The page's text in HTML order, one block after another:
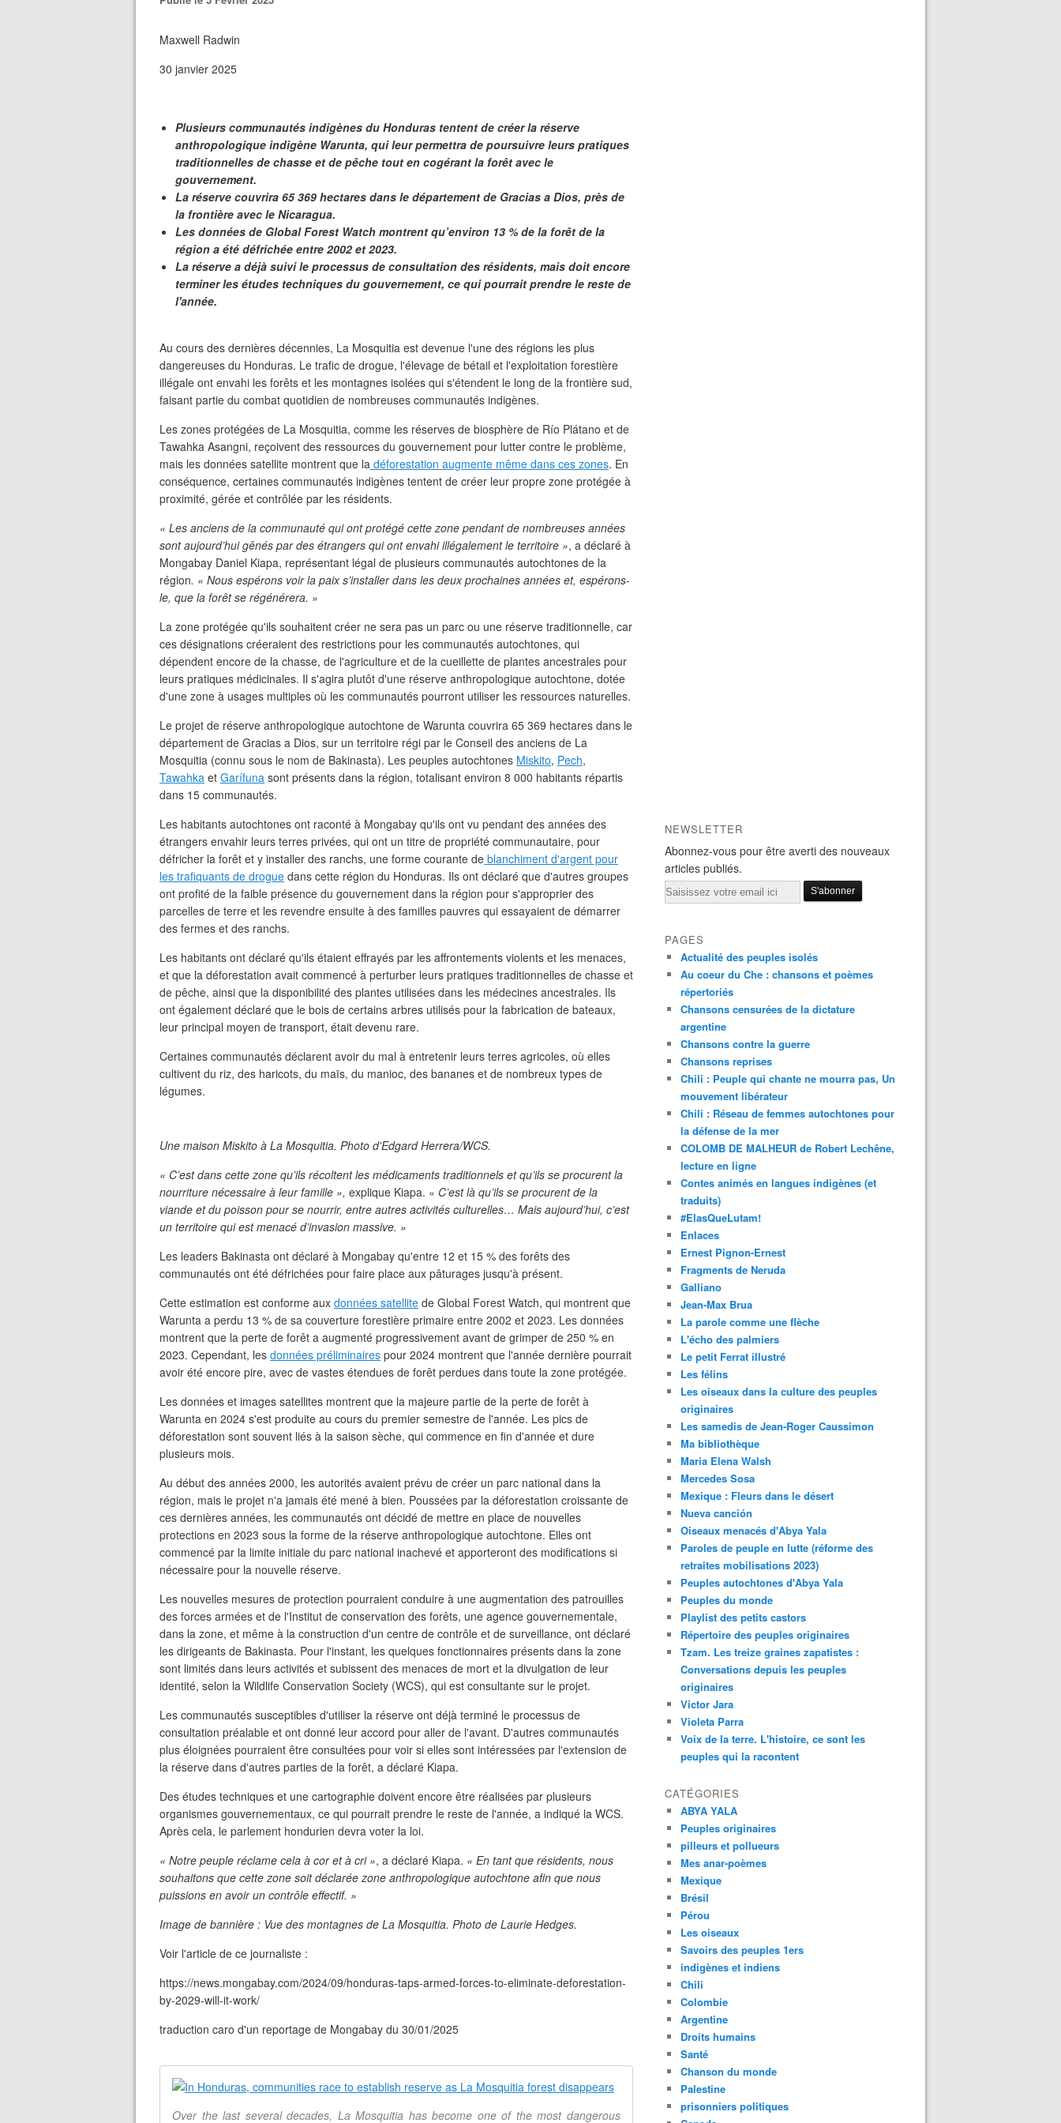
Maxwell Radwin
30 janvier 2025
Plusieurs communautés indigènes du Honduras tentent de créer la réserve
anthropologique indigène Warunta, qui leur permettra de poursuivre leurs pratiques
traditionnelles de chasse et de pêche tout en cogérant la forêt avec le
gouvernement.
La réserve couvrira 65 369 hectares dans le département de Gracias a Dios, près de
la frontière avec le Nicaragua.
Les données de Global Forest Watch montrent qu’environ 13 % de la forêt de la
région a été défrichée entre 2002 et 2023.
La réserve a déjà suivi le processus de consultation des résidents, mais doit encore
terminer les études techniques du gouvernement, ce qui pourrait prendre le reste de
l'année.
Au cours des dernières décennies, La Mosquitia est devenue l'une des régions les plus
dangereuses du Honduras. Le trafic de drogue, l'élevage de bétail et l'exploitation forestière
illégale ont envahi les forêts et les montagnes isolées qui s'étendent le long de la frontière sud,
faisant partie du combat quotidien de nombreuses communautés indigènes.
Les zones protégées de La Mosquitia, comme les réserves de biosphère de Río Plátano et de
Tawahka Asangni, reçoivent des ressources du gouvernement pour lutter contre le problème,
mais les données satellite montrent que la déforestation augmente même dans ces zones. En
conséquence, certaines communautés indigènes tentent de créer leur propre zone protégée à
proximité, gérée et contrôlée par les résidents.
« Les anciens de la communauté qui ont protégé cette zone pendant de nombreuses années
sont aujourd’hui gênés par des étrangers qui ont envahi illégalement le territoire », a déclaré à
Mongabay Daniel Kiapa, représentant légal de plusieurs communautés autochtones de la
région. « Nous espérons voir la paix s’installer dans les deux prochaines années et, espérons-
le, que la forêt se régénérera. »
La zone protégée qu'ils souhaitent créer ne sera pas un parc ou une réserve traditionnelle, car
ces désignations créeraient des restrictions pour les communautés autochtones, qui
dépendent encore de la chasse, de l'agriculture et de la cueillette de plantes ancestrales pour
leurs pratiques médicinales. Il s'agira plutôt d'une réserve anthropologique autochtone, dotée
d'une zone à usages multiples où les communautés pourront utiliser les ressources naturelles.
Le projet de réserve anthropologique autochtone de Warunta couvrira 65 369 hectares dans le
département de Gracias a Dios, sur un territoire régi par le Conseil des anciens de La
Mosquitia (connu sous le nom de Bakinasta). Les peuples autochtones Miskito, Pech,
Tawahka et Garífuna sont présents dans la région, totalisant environ 8 000 habitants répartis
dans 15 communautés.
Les habitants autochtones ont raconté à Mongabay qu'ils ont vu pendant des années des
étrangers envahir leurs terres privées, qui ont un titre de propriété communautaire, pour
défricher la forêt et y installer des ranchs, une forme courante de blanchiment d'argent pour
les trafiquants de drogue dans cette région du Honduras. Ils ont déclaré que d'autres groupes
ont profité de la faible présence du gouvernement dans la région pour s'approprier des
parcelles de terre et les revendre ensuite à des familles pauvres qui essayaient de démarrer
des fermes et des ranchs.
Les habitants ont déclaré qu'ils étaient effrayés par les affrontements violents et les menaces,
et que la déforestation avait commencé à perturber leurs pratiques traditionnelles de chasse et
de pêche, ainsi que la disponibilité des plantes utilisées dans les médecines ancestrales. Ils
ont également déclaré que le bois de certains arbres utilisés pour la fabrication de bateaux,
leur principal moyen de transport, était devenu rare.
Certaines communautés déclarent avoir du mal à entretenir leurs terres agricoles, où elles
cultivent du riz, des haricots, du maïs, du manioc, des bananes et de nombreux types de
légumes.
Une maison Miskito à La Mosquitia. Photo d'Edgard Herrera/WCS.
« C’est dans cette zone qu’ils récoltent les médicaments traditionnels et qu’ils se procurent la
nourriture nécessaire à leur famille », explique Kiapa. « C’est là qu’ils se procurent de la
viande et du poisson pour se nourrir, entre autres activités culturelles… Mais aujourd’hui, c’est
un territoire qui est menacé d’invasion massive. »
Les leaders Bakinasta ont déclaré à Mongabay qu'entre 12 et 15 % des forêts des
communautés ont été défrichées pour faire place aux pâturages jusqu'à présent.
Cette estimation est conforme aux données satellite de Global Forest Watch, qui montrent que
Warunta a perdu 13 % de sa couverture forestière primaire entre 2002 et 2023. Les données
montrent que la perte de forêt a augmenté progressivement avant de grimper de 250 % en
2023. Cependant, les données préliminaires pour 2024 montrent que l'année dernière pourrait
avoir été encore pire, avec de vastes étendues de forêt perdues dans toute la zone protégée.
Les données et images satellites montrent que la majeure partie de la perte de forêt à
Warunta en 2024 s'est produite au cours du premier semestre de l'année. Les pics de
déforestation sont souvent liés à la saison sèche, qui commence en fin d'année et dure
plusieurs mois.
Au début des années 2000, les autorités avaient prévu de créer un parc national dans la
région, mais le projet n'a jamais été mené à bien. Poussées par la déforestation croissante de
ces dernières années, les communautés ont décidé de mettre en place de nouvelles
protections en 2023 sous la forme de la réserve anthropologique autochtone. Elles ont
commencé par la limite initiale du parc national inachevé et apporteront des modifications si
nécessaire pour la nouvelle réserve.
Les nouvelles mesures de protection pourraient conduire à une augmentation des patrouilles
des forces armées et de l'Institut de conservation des forêts, une agence gouvernementale,
dans la zone, et même à la construction d'un centre de contrôle et de surveillance, ont déclaré
les dirigeants de Bakinasta. Pour l'instant, les quelques fonctionnaires présents dans la zone
sont limités dans leurs activités et subissent des menaces de mort et la divulgation de leur
identité, selon la Wildlife Conservation Society (WCS), qui est consultante sur le projet.
Les communautés susceptibles d'utiliser la réserve ont déjà terminé le processus de
consultation préalable et ont donné leur accord pour aller de l'avant. D'autres communautés
plus éloignées pourraient être consultées pour voir si elles sont intéressées par l'extension de
la réserve dans d'autres parties de la forêt, a déclaré Kiapa.
Des études techniques et une cartographie doivent encore être réalisées par plusieurs
organismes gouvernementaux, ce qui pourrait prendre le reste de l'année, a indiqué la WCS.
Après cela, le parlement hondurien devra voter la loi.
« Notre peuple réclame cela à cor et à cri », a déclaré Kiapa. « En tant que résidents, nous
souhaitons que cette zone soit déclarée zone anthropologique autochtone afin que nous
puissions en avoir un contrôle effectif. »
Image de bannière : Vue des montagnes de La Mosquitia. Photo de Laurie Hedges.
Voir l'article de ce journaliste :
https://news.mongabay.com/2024/09/honduras-taps-armed-forces-to-eliminate-deforestation-
by-2029-will-it-work/
traduction caro d'un reportage de Mongabay du 30/01/2025
In Honduras, communities race to establish reserve as La Mosquitia
Over the last several decades, La Mosquitia has become one of the most dangerous
NEWSLETTER
Abonnez-vous pour être averti des nouveaux
articles publiés.
Email
PAGES
Actualité des peuples isolés
Au coeur du Che : chansons et poèmes
répertoriés
Chansons censurées de la dictature
argentine
Chansons contre la guerre
Chansons reprises
Chili : Peuple qui chante ne mourra pas, Un
mouvement libérateur
Chili : Réseau de femmes autochtones pour
la défense de la mer
COLOMB DE MALHEUR de Robert Lechêne,
lecture en ligne
Contes animés en langues indigènes (et
traduits)
#ElasQueLutam!
Enlaces
Ernest Pignon-Ernest
Fragments de Neruda
Galliano
Jean-Max Brua
La parole comme une flèche
L'écho des palmiers
Le petit Ferrat illustré
Les félins
Les oiseaux dans la culture des peuples
originaires
Les samedis de Jean-Roger Caussimon
Ma bibliothèque
Maria Elena Walsh
Mercedes Sosa
Mexique : Fleurs dans le désert
Nueva canción
Oiseaux menacés d'Abya Yala
Paroles de peuple en lutte (réforme des
retraites mobilisations 2023)
Peuples autochtones d'Abya Yala
Peuples du monde
Playlist des petits castors
Répertoire des peuples originaires
Tzam. Les treize graines zapatistes :
Conversations depuis les peuples
originaires
Victor Jara
Violeta Parra
Voix de la terre. L'histoire, ce sont les
peuples qui la racontent
CATÉGORIES
ABYA YALA
Peuples originaires
pilleurs et pollueurs
Mes anar-poèmes
Mexique
Brésil
Pérou
Les oiseaux
Savoirs des peuples 1ers
indigènes et indiens
Chili
Colombie
Argentine
Droits humains
Santé
Chanson du monde
Palestine
prisonniers politiques